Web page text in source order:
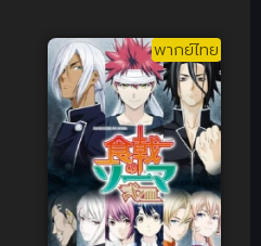
พากย์ไทย